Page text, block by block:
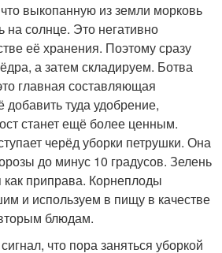
выкопанную из земли морковь
на солнце. Это негативно
её хранения. Поэтому сразу
а затем складируем. Ботва
главная составляющая
туда удобрение,
станет ещё более ценным.
черёд уборки петрушки. Она
до минус 10 градусов. Зелень
как приправа. Корнеплоды
и используем в пищу в качестве
блюдам.
что пора заняться уборкой